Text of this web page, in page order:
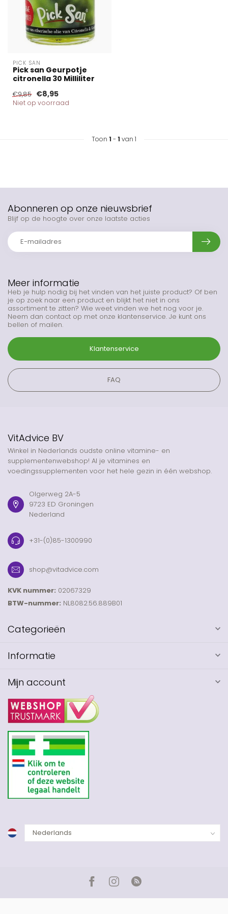
PICK SAN
Pick san Geurpotje
citronella 30 Milliliter
€9,85 €8,95
Niet op voorraad
Toon 1 - 1 van 1
Meer informatie
Heb je hulp nodig bij het vinden van het juiste product? Of ben
je op zoek naar een product en blijkt het niet in ons
assortiment te zitten? Wie weet vinden we het nog voor je.
Neem dan contact op met onze klantenservice. Je kunt ons
bellen of mailen.
Klantenservice
FAQ
Abonneren op onze nieuwsbrief
Blijf op de hoogte over onze laatste acties
VitAdvice BV
Winkel in Nederlands oudste online vitamine- en
supplementenwebshop! Al je vitamines en
voedingssupplementen voor het hele gezin in één webshop.
Olgerweg 2A-5
9723 ED Groningen
Nederland
+31-(0)85-1300990
shop@vitadvice.com
KVK nummer: 02067329
BTW-nummer: NL8082.56.889B01
Categorieën
Informatie
Mijn account